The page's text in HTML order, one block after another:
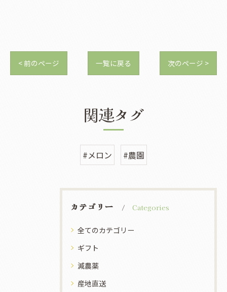
< 前のページ 一覧に戻る 次のページ >
関連タグ
#メロン #農園
カテゴリー Categories
全てのカテゴリー
ギフト
減農薬
産地直送